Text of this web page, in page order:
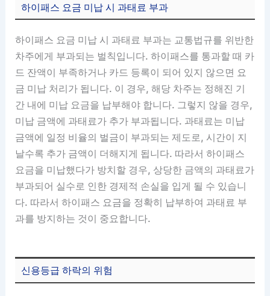
하이패스 요금 미납 시 과태료 부과
하이패스 요금 미납 시 과태료 부과는 교통법규를 위반한
차주에게 부과되는 벌칙입니다. 하이패스를 통과할 때 카
드 잔액이 부족하거나 카드 등록이 되어 있지 않으면 요
금 미납 처리가 됩니다. 이 경우, 해당 차주는 정해진 기
간 내에 미납 요금을 납부해야 합니다. 그렇지 않을 경우,
미납 금액에 과태료가 추가 부과됩니다. 과태료는 미납
금액에 일정 비율의 벌금이 부과되는 제도로, 시간이 지
날수록 추가 금액이 더해지게 됩니다. 따라서 하이패스
요금을 미납했다가 방치할 경우, 상당한 금액의 과태료가
부과되어 실수로 인한 경제적 손실을 입게 될 수 있습니
다. 따라서 하이패스 요금을 정확히 납부하여 과태료 부
과를 방지하는 것이 중요합니다.
신용등급 하락의 위험